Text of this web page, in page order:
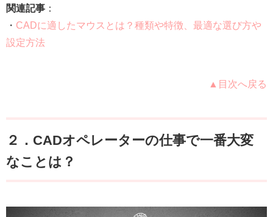
関連記事 ：
・ CADに適したマウスとは？種類や特徴、最適な選び方や
設定方法
▲目次へ戻る
２．CADオペレーターの仕事で一番大変
なことは？